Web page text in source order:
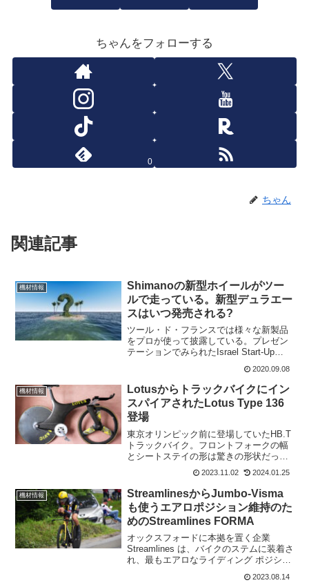
ちゃんをフォローする
0
ちゃん
関連記事
機材情報
Shimanoの新型ホイールがツー
ルで走っている。新型デュラエー
スはいつ発売される?
ツール・ド・フランスでは様々な新製品
をプロが使って披露している。プレゼン
テーションでみられたIsrael Start-Up
Nationが乗っていた新型と思われるエア
ロロードはFactor Ostroだった。そして、
SunwebとFDJの一...
2020.09.08
機材情報
Lotusからトラックバイクにイン
スパイアされたLotus Type 136
登場
東京オリンピック前に登場していたHB.T
トラックバイク。フロントフォークの幅
とシートステイの形は驚きの形状だっ
た。パリオリンピック前に、さらに第2世
代の Hope-Lotus バイクを開発。今回
は、それらのトラックバイクの形をとり
いれた電動...
2023.11.02 2024.01.25
機材情報
StreamlinesからJumbo-Visma
も使うエアロポジション維持のた
めのStreamlines FORMA
オックスフォードに本拠を置く企業
Streamlines は、バイクのステムに装着さ
れ、最もエアロなライディング ポジショ
センサーを発表した。Jumbo-Vismaも使
2023.08.14